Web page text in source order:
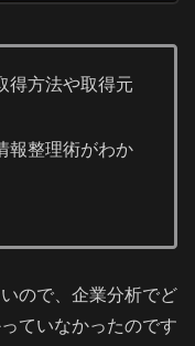
得方法や取得元
報整理術がわか
ので、企業分析でど
ていなかったのです